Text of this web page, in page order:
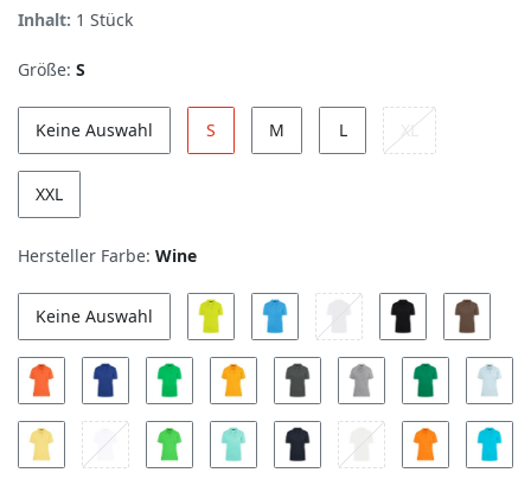
Inhalt: 1 Stück
Größe: S
Keine Auswahl S M L XL
XXL
Hersteller Farbe: Wine
Keine Auswahl